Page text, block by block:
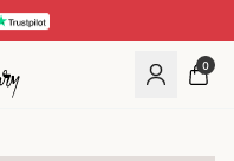
0